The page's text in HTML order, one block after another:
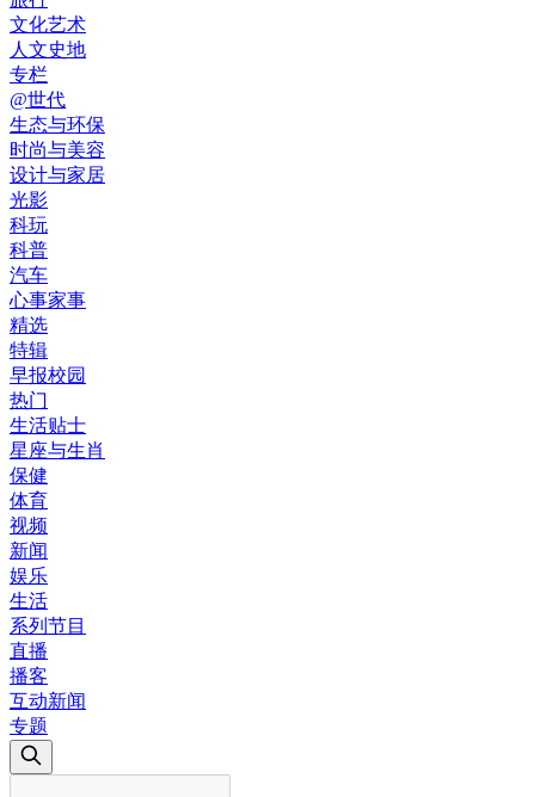
文化艺术
人文史地
专栏
@世代
生态与环保
时尚与美容
设计与家居
光影
科玩
科普
汽车
心事家事
精选
特辑
早报校园
热门
生活贴士
星座与生肖
保健
体育
视频
新闻
娱乐
生活
系列节目
直播
播客
互动新闻
专题